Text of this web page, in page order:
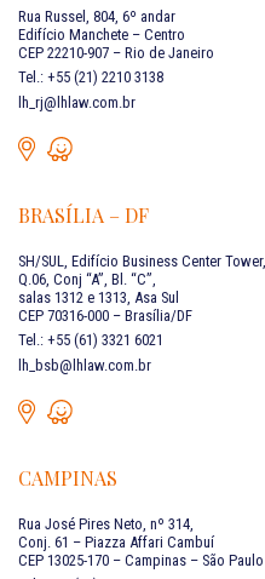
Rua Russel, 804, 6º andar
Edifício Manchete – Centro
CEP 22210-907 – Rio de Janeiro
Tel.: +55 (21) 2210 3138
lh_rj@lhlaw.com.br
BRASÍLIA – DF
SH/SUL, Edifício Business Center Tower,
Q.06, Conj “A”, Bl. “C”,
salas 1312 e 1313, Asa Sul
CEP 70316-000 – Brasília/DF
Tel.: +55 (61) 3321 6021
lh_bsb@lhlaw.com.br
CAMPINAS
Rua José Pires Neto, nº 314,
Conj. 61 – Piazza Affari Cambuí
CEP 13025-170 – Campinas – São Paulo